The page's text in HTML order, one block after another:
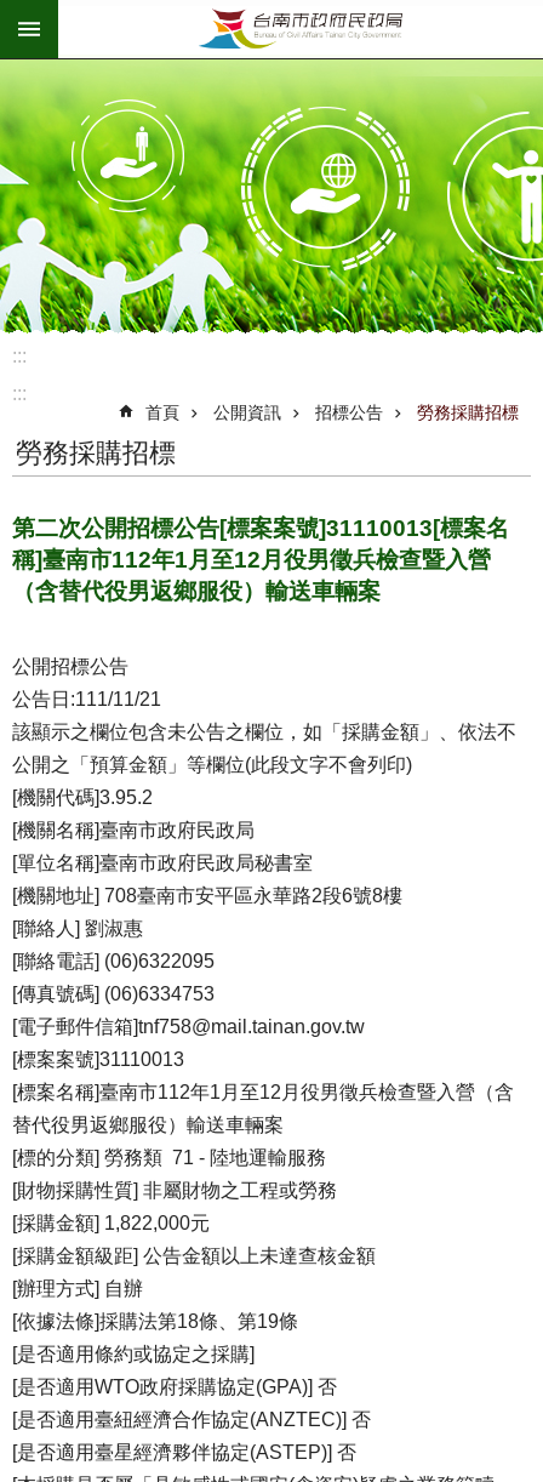
跳到主要內容區塊
:::
:::
首頁 公開資訊 招標公告 勞務採購招標
勞務採購招標
第二次公開招標公告[標案案號]31110013[標案名
稱]臺南市112年1月至12月役男徵兵檢查暨入營
（含替代役男返鄉服役）輸送車輛案
公開招標公告
公告日:111/11/21
該顯示之欄位包含未公告之欄位，如「採購金額」、依法不
公開之「預算金額」等欄位(此段文字不會列印)
[機關代碼]3.95.2
[機關名稱]臺南市政府民政局
[單位名稱]臺南市政府民政局秘書室
[機關地址] 708臺南市安平區永華路2段6號8樓
[聯絡人] 劉淑惠
[聯絡電話] (06)6322095
[傳真號碼] (06)6334753
[電子郵件信箱]tnf758@mail.tainan.gov.tw
[標案案號]31110013
[標案名稱]臺南市112年1月至12月役男徵兵檢查暨入營（含
替代役男返鄉服役）輸送車輛案
[標的分類] 勞務類 71 - 陸地運輸服務
[財物採購性質] 非屬財物之工程或勞務
[採購金額] 1,822,000元
[採購金額級距] 公告金額以上未達查核金額
[辦理方式] 自辦
[依據法條]採購法第18條、第19條
[是否適用條約或協定之採購]
[是否適用WTO政府採購協定(GPA)] 否
[是否適用臺紐經濟合作協定(ANZTEC)] 否
[是否適用臺星經濟夥伴協定(ASTEP)] 否